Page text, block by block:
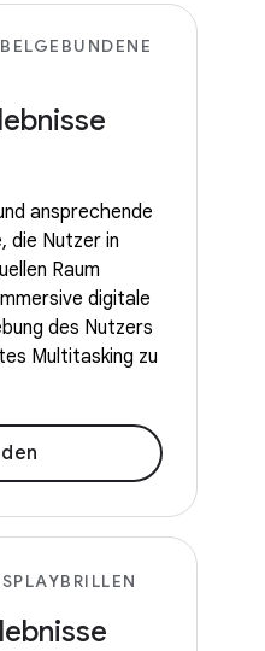
ansprechende
die Nutzer in
Raum
digitale
des Nutzers
Multitasking zu